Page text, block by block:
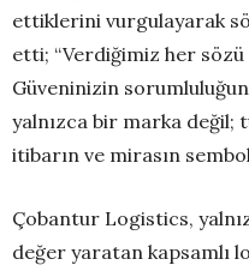
ettiklerini vurgulayarak
etti; “Verdiğimiz her
Güveninizin
yalnızca bir marka değil;
itibarın ve mirasın
Çobantur Logistics,
değer yaratan kapsamlı